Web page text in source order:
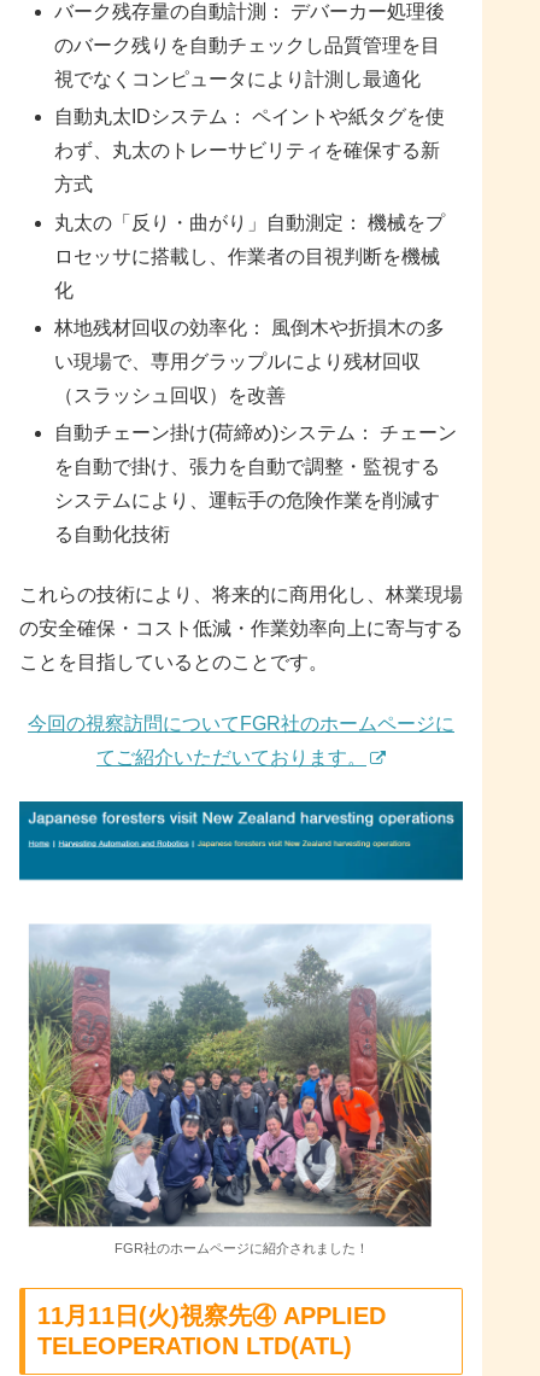
バーク残存量の自動計測： デバーカー処理後
のバーク残りを自動チェックし品質管理を目
視でなくコンピュータにより計測し最適化
自動丸太IDシステム： ペイントや紙タグを使
わず、丸太のトレーサビリティを確保する新
方式
丸太の「反り・曲がり」自動測定： 機械をプ
ロセッサに搭載し、作業者の目視判断を機械
化
林地残材回収の効率化： 風倒木や折損木の多
い現場で、専用グラップルにより残材回収
（スラッシュ回収）を改善
自動チェーン掛け(荷締め)システム： チェーン
を自動で掛け、張力を自動で調整・監視する
システムにより、運転手の危険作業を削減す
る自動化技術
これらの技術により、将来的に商用化し、林業現場
の安全確保・コスト低減・作業効率向上に寄与する
ことを目指しているとのことです。
今回の視察訪問についてFGR社のホームページに
てご紹介いただいております。
FGR社のホームページに紹介されました！
11月11日(火)視察先④ APPLIED
TELEOPERATION LTD(ATL)